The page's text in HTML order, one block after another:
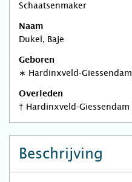
Schaatsenmaker
Naam
Dukel, Baje
Geboren
∗ Hardinxveld-Giessendam
Overleden
† Hardinxveld-Giessendam
Beschrijving